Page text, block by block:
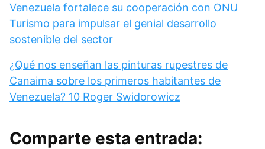
Venezuela fortalece su cooperación con ONU
Turismo para impulsar el genial desarrollo
sostenible del sector
¿Qué nos enseñan las pinturas rupestres de
Canaima sobre los primeros habitantes de
Venezuela? 10 Roger Swidorowicz
Comparte esta entrada: